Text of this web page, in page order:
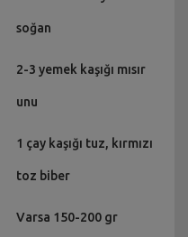
soğan
2-3 yemek kaşığı mısır
unu
1 çay kaşığı tuz, kırmızı
toz biber
Varsa 150-200 gr